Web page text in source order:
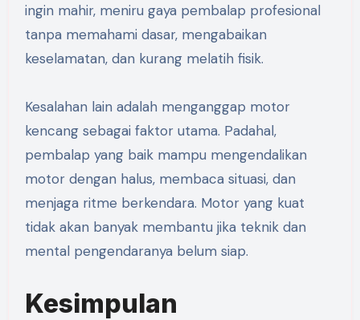
ingin mahir, meniru gaya pembalap profesional
tanpa memahami dasar, mengabaikan
keselamatan, dan kurang melatih fisik.
Kesalahan lain adalah menganggap motor
kencang sebagai faktor utama. Padahal,
pembalap yang baik mampu mengendalikan
motor dengan halus, membaca situasi, dan
menjaga ritme berkendara. Motor yang kuat
tidak akan banyak membantu jika teknik dan
mental pengendaranya belum siap.
Kesimpulan